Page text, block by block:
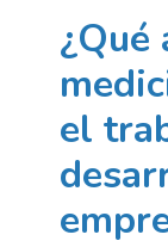
¿Qué
el